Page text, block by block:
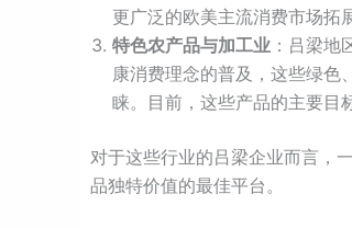
更广泛的欧美主流消费市场拓
特色农产品与加工业 ：吕梁
康消费理念的普及，这些绿色
睐。目前，这些产品的主要目
对于这些行业的吕梁企业而言，
品独特价值的最佳平台。